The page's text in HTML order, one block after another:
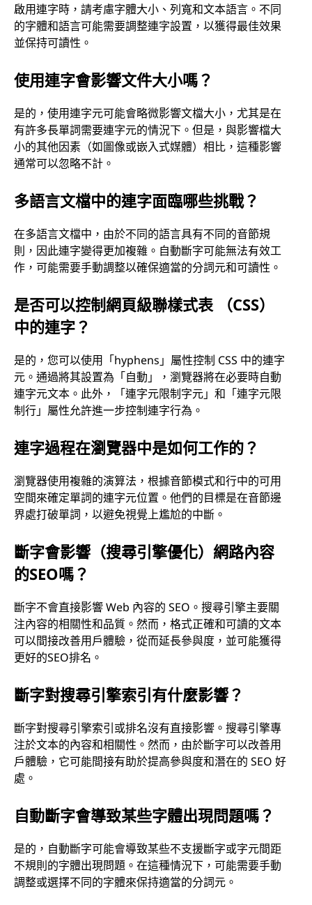
啟用連字時，請考慮字體大小、列寬和文本語言。不同
的字體和語言可能需要調整連字設置，以獲得最佳效果
並保持可讀性。
使用連字會影響文件大小嗎？
是的，使用連字元可能會略微影響文檔大小，尤其是在
有許多長單詞需要連字元的情況下。但是，與影響檔大
小的其他因素（如圖像或嵌入式媒體）相比，這種影響
通常可以忽略不計。
多語言文檔中的連字面臨哪些挑戰？
在多語言文檔中，由於不同的語言具有不同的音節規
則，因此連字變得更加複雜。自動斷字可能無法有效工
作，可能需要手動調整以確保適當的分詞元和可讀性。
是否可以控制網頁級聯樣式表 （CSS）
中的連字？
是的，您可以使用「hyphens」屬性控制 CSS 中的連字
元。通過將其設置為「自動」，瀏覽器將在必要時自動
連字元文本。此外，「連字元限制字元」和「連字元限
制行」屬性允許進一步控制連字行為。
連字過程在瀏覽器中是如何工作的？
瀏覽器使用複雜的演算法，根據音節模式和行中的可用
空間來確定單詞的連字元位置。他們的目標是在音節邊
界處打破單詞，以避免視覺上尷尬的中斷。
斷字會影響（搜尋引擎優化）網路內容
的SEO嗎？
斷字不會直接影響 Web 內容的 SEO。搜尋引擎主要關
注內容的相關性和品質。然而，格式正確和可讀的文本
可以間接改善用戶體驗，從而延長參與度，並可能獲得
更好的SEO排名。
斷字對搜尋引擎索引有什麼影響？
斷字對搜尋引擎索引或排名沒有直接影響。搜尋引擎專
注於文本的內容和相關性。然而，由於斷字可以改善用
戶體驗，它可能間接有助於提高參與度和潛在的 SEO 好
處。
自動斷字會導致某些字體出現問題嗎？
是的，自動斷字可能會導致某些不支援斷字或字元間距
不規則的字體出現問題。在這種情況下，可能需要手動
調整或選擇不同的字體來保持適當的分詞元。